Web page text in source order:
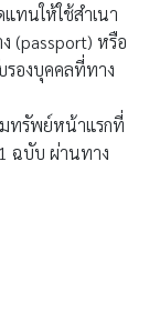
ทนให้ใช้สำเนา
(passport) หรือ
รองบุคคลที่ทาง
ทรัพย์หน้าแรกที่
ฉบับ ผ่านทาง